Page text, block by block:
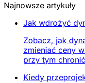
Najnowsze artykuły
Jak wdrożyć
Zobacz, jak
zmieniać ceny
przy tym
Kiedy